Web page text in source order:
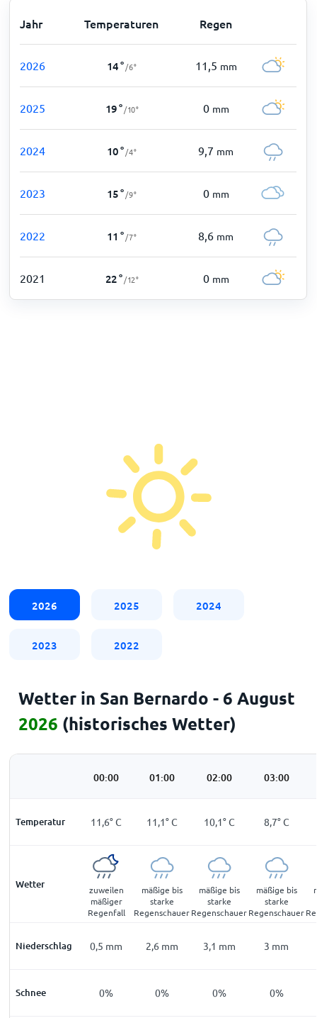
Jahr Temperaturen Regen
2026 14° /6° 11,5 mm
2025 19° /10° 0 mm
2024 10° /4° 9,7 mm
2023 15° /9° 0 mm
2022 11 ° /7° 8,6 mm
2021 22° /12° 0 mm
2026 2025 2024
2023 2022
Wetter in San Bernardo - 6 August
2026 (historisches Wetter)
00:00 01:00 02:00 03:00
Temperatur 11,6°C 11,1°C 10,1°C 8,7°C
Wetter
zuweilen
mäßiger
Regenfall
mäßige bis
starke
Regenschauer
mäßige bis
starke
Regenschauer
mäßige bis
starke
Regenschauer
Niederschlag 0,5 mm 2,6 mm 3,1 mm 3 mm
Schnee 0% 0% 0% 0%